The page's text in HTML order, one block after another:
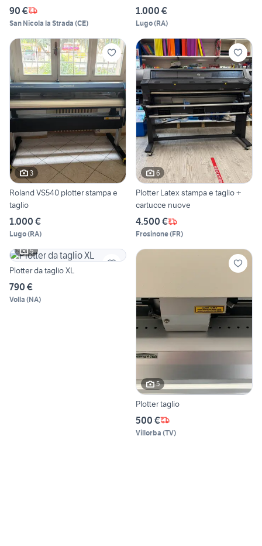
90 €
San Nicola la Strada (CE)
1.000 €
Lugo(RA)
3
Roland VS540 plotter stampa e
taglio
1.000 €
Lugo(RA)
6
Plotter Latex stampa e taglio +
cartucce nuove
4.500 €
Frosinone(FR)
5
Plotter da taglio XL
790 €
Volla (NA)
5
Plotter taglio
500 €
Villorba (TV)